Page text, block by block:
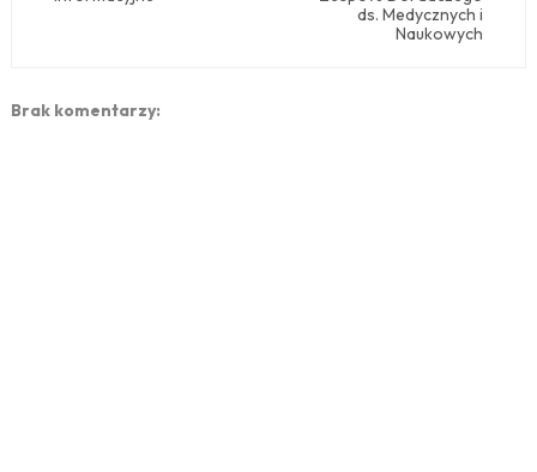
ds. Medycznych i
Naukowych
Brak komentarzy: